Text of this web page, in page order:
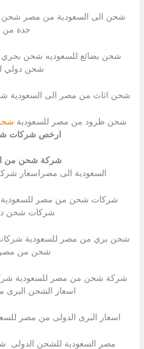
شحن الى السعودية من مصر
جدة من
شحن بضائع للسعوديه شحن بحري
شحن دولي
شحن اثاث من مصر الى السعودية
شحن طرود من مصر للسعودية
ارخص شركات
شركة شحن من
السعودية الى مصراسعار
شركات شحن من مصر
شركات شحن
شحن بري من مصر للسعودية
شحن من مصر
شركة شحن من مصر للسعودية
اسعار الشحن
اسعار البرى الدولى من مصر
مصر السعودية للشحن الدولى